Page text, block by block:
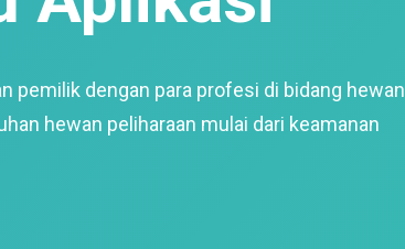
pemilik dengan para profesi di bidang hewan
hewan peliharaan mulai dari keamanan